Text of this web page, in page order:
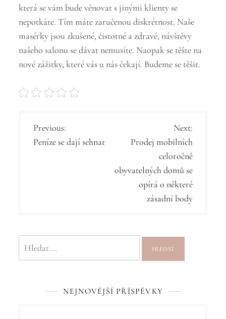
která se vám bude věnovat s jinými klienty se
nepotkáte. Tím máte zaručenou diskrétnost. Naše
masérky jsou zkušené, čistotné a zdravé, návštěvy
našeho salonu se dávat nemusíte. Naopak se těšte na
nové zážitky, které vás u nás čekají. Budeme se těšit.
N
a
c
e
Previous:
Peníze se dají sehnat
Next:
Prodej mobilních
celoročně
obyvatelných domů se
opírá o některé
zásadní body
Vyhledávání
NEJNOVĚJŠÍ PŘÍSPĚVKY